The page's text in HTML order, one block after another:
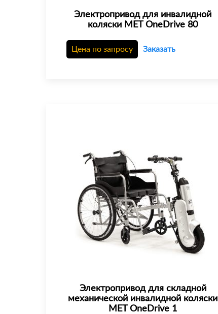
Электропривод для инвалидной
коляски MET OneDrive 80
Цена по запросу Заказать
Электропривод для складной
механической инвалидной коляски
MET OneDrive 1